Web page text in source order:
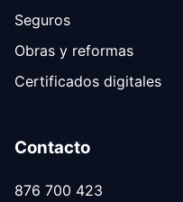
Seguros
Obras y reformas
Certificados digitales
Contacto
876 700 423